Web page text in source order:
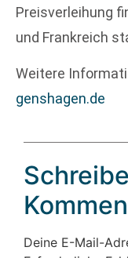
Preisverleihung
und Frankreich
Weitere
genshagen.de
Deine E-Mail-